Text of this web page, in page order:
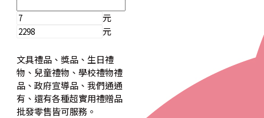
元
元
文具禮品、獎品、生日禮
物、兒童禮物、學校禮物禮
品、政府宣導品、我們通通
有、還有各種超實用禮贈品
批發零售皆可服務。